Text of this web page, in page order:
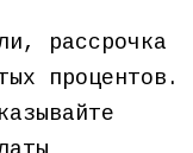
рассрочка
процентов.